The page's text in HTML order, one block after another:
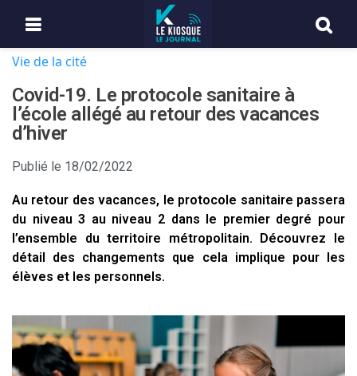
Vie de la cité
Covid-19. Le protocole sanitaire à
l’école allégé au retour des vacances
d’hiver
Publié le 18/02/2022
Au retour des vacances, le protocole sanitaire passera
du niveau 3 au niveau 2 dans le premier degré pour
l’ensemble du territoire métropolitain. Découvrez le
détail des changements que cela implique pour les
élèves et les personnels.